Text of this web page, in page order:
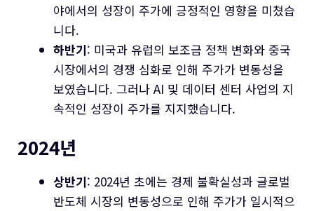
야에서의 성장이 주가에 긍정적인 영향을 미쳤습
니다.
하반기: 미국과 유럽의 보조금 정책 변화와 중국
시장에서의 경쟁 심화로 인해 주가가 변동성을
보였습니다. 그러나 AI 및 데이터 센터 사업의 지
속적인 성장이 주가를 지지했습니다.
2024년
상반기: 2024년 초에는 경제 불확실성과 글로벌
반도체 시장의 변동성으로 인해 주가가 일시적으